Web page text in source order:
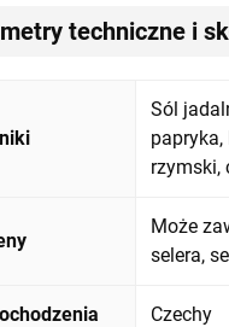
techniczne i
Sól
rzymski,
Może
selera,
Czechy